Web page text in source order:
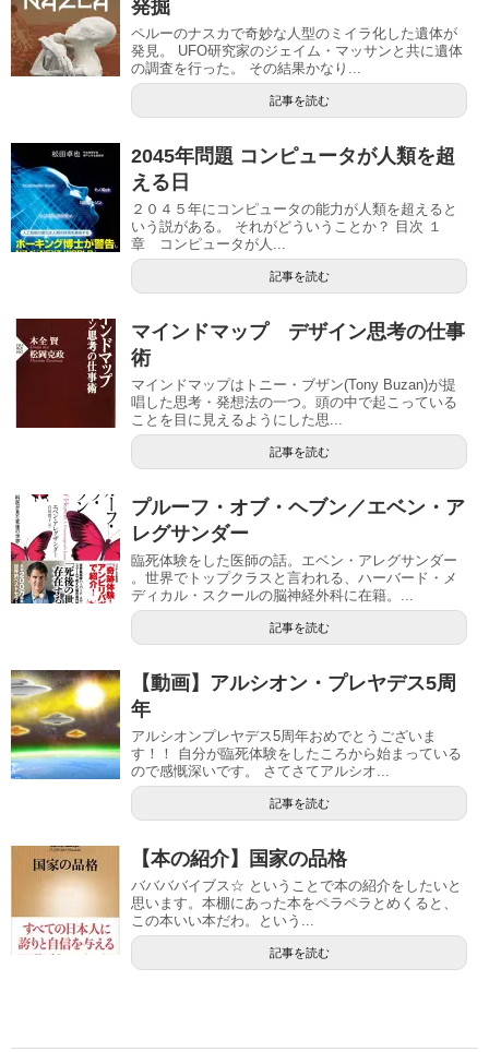
発掘
ペルーのナスカで奇妙な人型のミイラ化した遺体が
発見。 UFO研究家のジェイム・マッサンと共に遺体
の調査を行った。 その結果かなり...
記事を読む
2045年問題 コンピュータが人類を超
える日
２０４５年にコンピュータの能力が人類を超えると
いう説がある。 それがどういうことか？ 目次 １
章 コンピュータが人...
記事を読む
マインドマップ デザイン思考の仕事
術
マインドマップはトニー・ブザン(Tony Buzan)が提
唱した思考・発想法の一つ。頭の中で起こっている
ことを目に見えるようにした思...
記事を読む
プルーフ・オブ・ヘブン／エベン・ア
レグサンダー
臨死体験をした医師の話。エベン・アレグサンダー
。世界でトップクラスと言われる、ハーバード・メ
ディカル・スクールの脳神経外科に在籍。...
記事を読む
【動画】アルシオン・プレヤデス5周
年
アルシオンプレヤデス5周年おめでとうございま
す！！ 自分が臨死体験をしたころから始まっている
ので感慨深いです。 さてさてアルシオ...
記事を読む
【本の紹介】国家の品格
ババババイブス☆ ということで本の紹介をしたいと
思います。本棚にあった本をペラペラとめくると、
この本いい本だわ。という...
記事を読む